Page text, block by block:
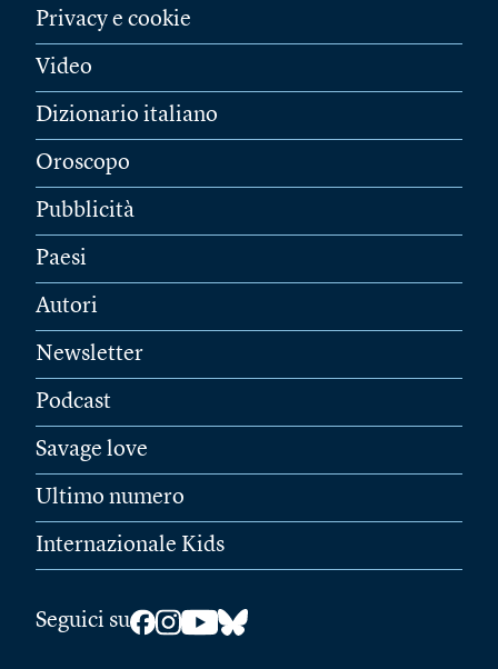
Privacy e cookie
Video
Dizionario italiano
Oroscopo
Pubblicità
Paesi
Autori
Newsletter
Podcast
Savage love
Ultimo numero
Internazionale Kids
Seguici su